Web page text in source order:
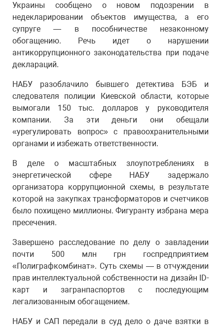
Украины сообщено о новом подозрении в
недекларировании объектов имущества, а его
супруге — в пособничестве незаконному
обогащению. Речь идет о нарушении
антикоррупционного законодательства при подаче
деклараций.
НАБУ разоблачило бывшего детектива БЭБ и
следователя полиции Киевской области, которые
вымогали 150 тыс. долларов у руководителя
компании. За эти деньги они обещали
«урегулировать вопрос» с правоохранительными
органами и избежать ответственности.
В деле о масштабных злоупотреблениях в
энергетической сфере НАБУ задержало
организатора коррупционной схемы, в результате
которой на закупках трансформаторов и счетчиков
было похищено миллионы. Фигуранту избрана мера
пресечения.
Завершено расследование по делу о завладении
почти 500 млн грн госпредприятием
«Полиграфкомбинат». Суть схемы — в отчуждении
прав интеллектуальной собственности на дизайн ID-
карт и загранпаспортов с последующим
легализованным обогащением.
НАБУ и САП передали в суд дело о даче взятки в